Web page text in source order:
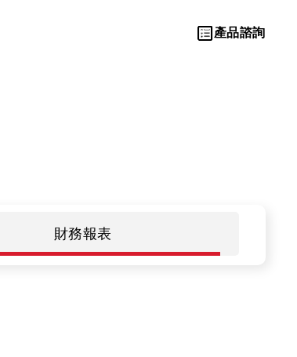
產品諮詢
A
財務報表